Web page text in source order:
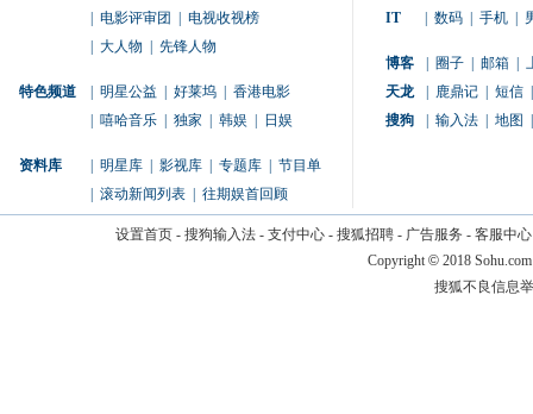
电影评审团
电视收视榜
大人物 先锋人物
特色频道 明星公益 好莱坞
香港电影
嘻哈音乐 独家 韩娱 日娱
资料库 明星库 影视库 专题库
节目单
滚动新闻列表 往期娱首回顾
IT
数码 手机
博客 圈子 邮箱
天龙
鹿鼎记 短信
搜狗
输入法 地图
设置首页- 搜狗输入法- 支付中心- 搜狐招聘- 广告服务 - 客服中心
Copyright © 2018
搜狐不良信息